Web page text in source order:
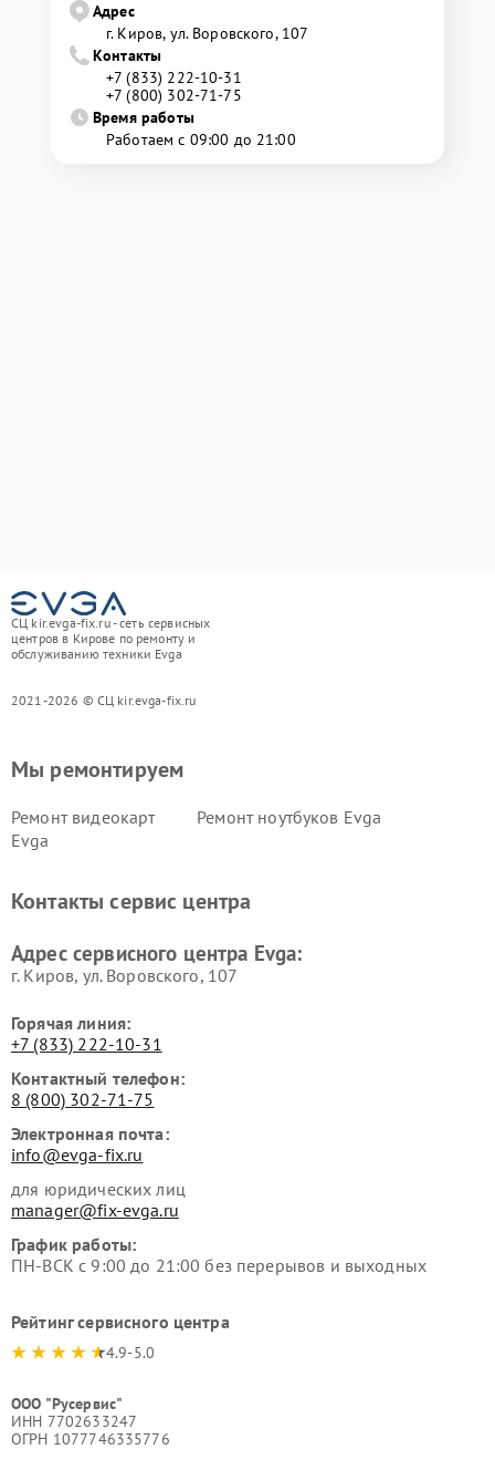
Адрес
г. Киров, ул. Воровского, 107
Контакты
+7 (833) 222-10-31
+7 (800) 302-71-75
Время работы
Работаем с 09:00 до 21:00
СЦ kir.evga-fix.ru - сеть сервисных
центров в Кирове по ремонту и
обслуживанию техники Evga
2021-2026 © СЦ kir.evga-fix.ru
Мы ремонтируем
Ремонт видеокарт
Evga
Ремонт ноутбуков Evga
Контакты сервис центра
Адрес сервисного центра Evga:
г. Киров, ул. Воровского, 107
Горячая линия:
+7 (833) 222-10-31
Контактный телефон:
8 (800) 302-71-75
Электронная почта:
info@evga-fix.ru
для юридических лиц
manager@fix-evga.ru
График работы:
ПН-ВСК с 9:00 до 21:00 без перерывов и выходных
Рейтинг сервисного центра
4.9-5.0
ООО "Русервис"
ИНН 7702633247
ОГРН 1077746335776